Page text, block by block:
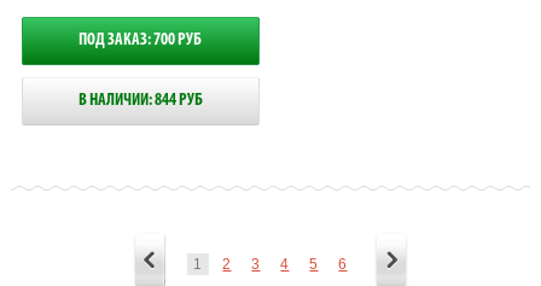
ПОД ЗАКАЗ: 700 РУБ
В НАЛИЧИИ: 844 РУБ
1 2 3 4 5 6